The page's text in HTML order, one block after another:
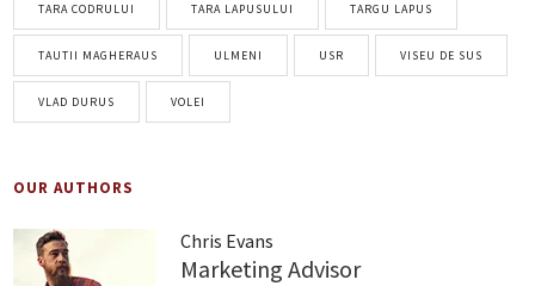
TARA CODRULUI TARA LAPUSULUI TARGU LAPUS
TAUTII MAGHERAUS ULMENI USR VISEU DE SUS
VLAD DURUS VOLEI
OUR AUTHORS
Chris Evans
Marketing Advisor